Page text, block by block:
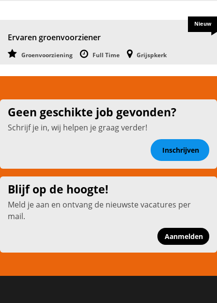
Ervaren groenvoorziener
Groenvoorziening Full Time Grijspkerk
Nieuw
Geen geschikte job gevonden?
Schrijf je in, wij helpen je graag verder!
Inschrijven
Blijf op de hoogte!
Meld je aan en ontvang de nieuwste vacatures per
mail.
Aanmelden